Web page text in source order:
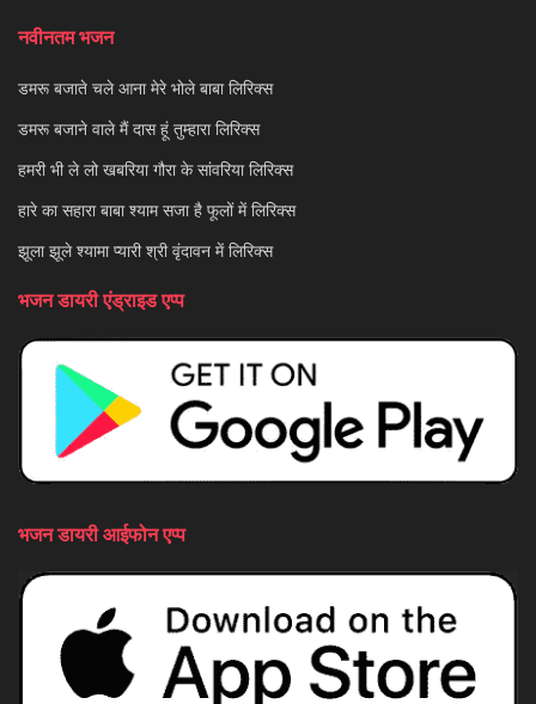
नवीनतम भजन
डमरू बजाते चले आना मेरे भोले बाबा लिरिक्स
डमरू बजाने वाले मैं दास हूं तुम्हारा लिरिक्स
हमरी भी ले लो खबरिया गौरा के सांवरिया लिरिक्स
हारे का सहारा बाबा श्याम सजा है फूलों में लिरिक्स
झूला झूले श्यामा प्यारी श्री वृंदावन में लिरिक्स
भजन डायरी एंड्राइड एप्प
भजन डायरी आईफोन एप्प